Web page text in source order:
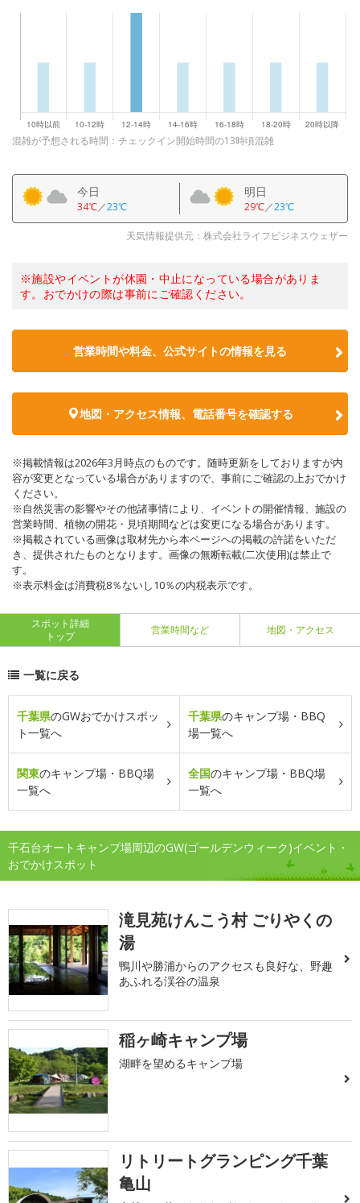
混雑が予想される時間：チェックイン開始時間の13時頃混雑
今日
34℃／23℃
明日
29℃／23℃
天気情報提供元：株式会社ライフビジネスウェザー
※施設やイベントが休園・中止になっている場合がありま
す。おでかけの際は事前にご確認ください。
営業時間や料金、公式サイトの情報を見る
地図・アクセス情報、電話番号を確認する
※掲載情報は2026年3月時点のものです。随時更新をしておりますが内
容が変更となっている場合がありますので、事前にご確認の上おでかけ
ください。
※自然災害の影響やその他諸事情により、イベントの開催情報、施設の
営業時間、植物の開花・見頃期間などは変更になる場合があります。
※掲載されている画像は取材先から本ページへの掲載の許諾をいただ
き、提供されたものとなります。画像の無断転載(二次使用)は禁止で
す。
※表示料金は消費税8％ないし10％の内税表示です。
スポット詳細
トップ
営業時間など 地図・アクセス
一覧に戻る
千葉県のGWおでかけスポッ
ト一覧へ
千葉県のキャンプ場・BBQ
場一覧へ
関東のキャンプ場・BBQ場
一覧へ
全国のキャンプ場・BBQ場
一覧へ
千石台オートキャンプ場周辺のGW(ゴールデンウィーク)イベント・
おでかけスポット
滝見苑けんこう村 ごりやくの
湯
鴨川や勝浦からのアクセスも良好な、野趣
あふれる渓谷の温泉
稲ヶ崎キャンプ場
湖畔を望めるキャンプ場
リトリートグランピング千葉
亀山